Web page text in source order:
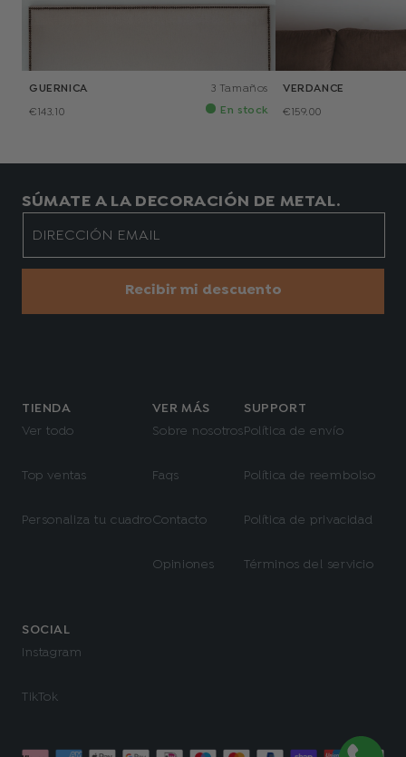
GUERNICA
€143.10
3 Tamaños
En stock
VERDANCE
€159.00
SÚMATE A LA DECORACIÓN DE METAL.
DIRECCIÓN EMAIL
Recibir mi descuento
TIENDA
Ver todo
Top ventas
Personaliza tu cuadro
VER MÁS
Sobre nosotros
Faqs
Contacto
Opiniones
SUPPORT
Política de envío
Política de reembolso
Política de privacidad
Términos del servicio
SOCIAL
Instagram
TikTok